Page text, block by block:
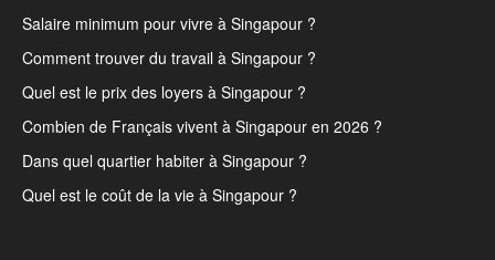
Salaire minimum pour vivre à Singapour ?
Comment trouver du travail à Singapour ?
Quel est le prix des loyers à Singapour ?
Combien de Français vivent à Singapour en 2026 ?
Dans quel quartier habiter à Singapour ?
Quel est le coût de la vie à Singapour ?